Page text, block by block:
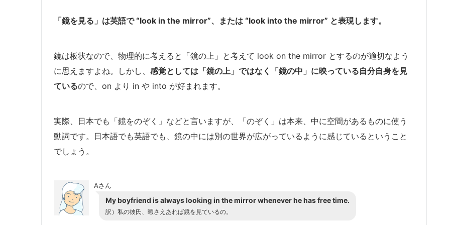
「鏡を見る」は英語で “look in the mirror”、または “look into the mirror” と表現します。
鏡は板状なので、物理的に考えると「鏡の上」と考えて look on the mirror とするのが適切なよう
に思えますよね。しかし、 感覚としては「鏡の上」ではなく「鏡の中」に映っている自分自身を見
ているので、on より in や into が好まれます。
実際、日本でも「鏡をのぞく」などと言いますが、「のぞく」は本来、中に空間があるものに使う
動詞です。日本語でも英語でも、鏡の中には別の世界が広がっているように感じているということ
でしょう。
Aさん
My boyfriend is always looking in the mirror whenever he has free time.
訳）私の彼氏、暇さえあれば鏡を見ているの。